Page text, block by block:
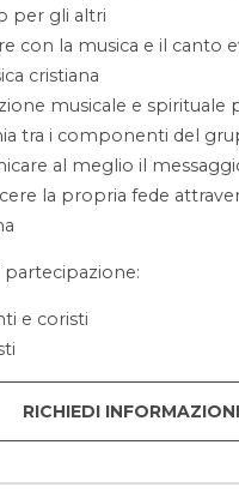
per gli altri
con la musica e il canto
cristiana
musicale e spirituale
tra i componenti del
al meglio il
la propria fede
partecipazione:
e coristi
RICHIEDI INFORMAZIONI